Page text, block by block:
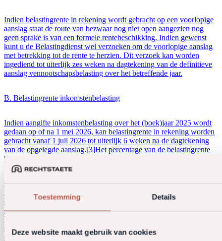
Toestemming Details
Deze website maakt gebruik van cookies
Indien belastingrente in rekening wordt gebracht op een voorlopige
aanslag staat de route van bezwaar nog niet open aangezien nog
geen sprake is van een formele rentebeschikking. Indien gewenst
kunt u de Belastingdienst wel verzoeken om de voorlopige aanslag
met betrekking tot de rente te herzien. Dit verzoek kan worden
ingediend tot uiterlijk zes weken na dagtekening van de definitieve
aanslag vennootschapsbelasting over het betreffende jaar.
B. Belastingrente inkomstenbelasting
Indien aangifte inkomstenbelasting over het (boek)jaar 2025 wordt
gedaan op of na 1 mei 2026, kan belastingrente in rekening worden
gebracht vanaf 1 juli 2026 tot uiterlijk 6 weken na de dagtekening
van de opgelegde aanslag.[3]Het percentage van de belastingrente
bedraagt 5% (2026).
Gelet op het (relatief hoge) rentepercentage van 5% voor de
inkomstenbelasting, bestond de vraag of ook dit percentage mogelijk
onverbindend zou worden verklaard. Uit de Hoge Raad uitspraak is
echter gebleken dat dit niet het geval is. De bezwaren tegen de
belastingrente voor de inkomstenbelasting zijn ongegrond verklaard
en de Hoge Raad heeft geoordeeld dat dit rentepercentage niet in
strijd is met de algemene rechtsbeginselen.